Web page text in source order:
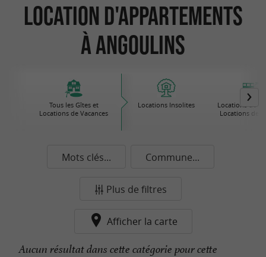
Location d'Appartements
à Angoulins
Tous les Gîtes et
Locations de Vacances
Locations Insolites
Locations de
Locations de
Mots clés... Commune...
Plus de filtres
Afficher la carte
Aucun résultat dans cette catégorie pour cette